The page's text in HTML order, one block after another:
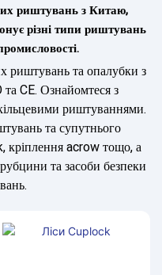
риштувань з Китаю,
різні типи риштувань
риштувань та опалубки з
CE. Ознайомтеся з
риштуваннями.
та супутнього
acrow тощо, а
та засоби безпеки